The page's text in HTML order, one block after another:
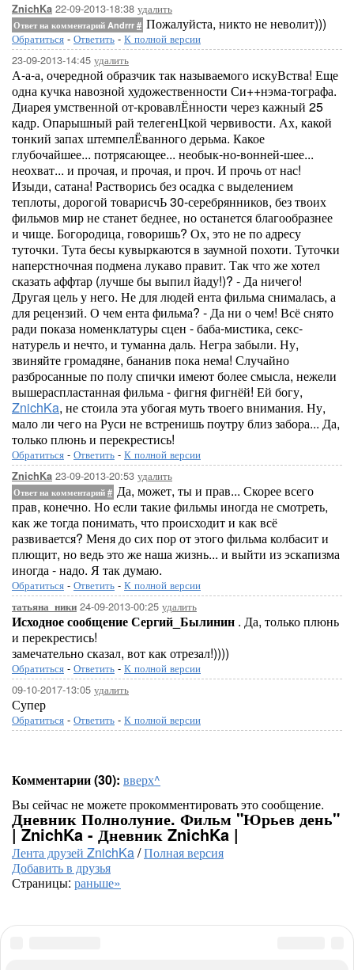
ZnichKa 22-09-2013-18:38 удалить
Ответ на комментарий Andrrr # Пожалуйста, никто не неволит)))
Обратиться - Ответить - К полной версии
23-09-2013-14:45 удалить
А-а-а, очередной образчик так называемого искуВства! Еще
одна кучка навозной художественности Си++нэма-тографа.
Диарея умственной от-кровавлЁнности через кажный 25
кадр. Опарышный рай телегенЦкой червивости. Ах, какой
тонкий запах штемпелЁванного дерьма. Какое
глубочайшее... потрясающее... необык-но-вонней-шее...
неохват... и прочая, и прочая, и проч. И прочь от нас!
Изыди, сатана! Растворись без осадка с выделением
теплоты, дорогой товарисчЬ 30-серебрянников, без твоих
фильмов мир не станет беднее, но останется благообразнее
и чище. Богородица, говоришь? Ох, это не по адресу
туточки. Тута бесы кувыркаются в заумной похоти. Туточки
наперстночная подмена лукаво правит. Так что же хотел
сказать аффтар (лучше бы выпил йаду!)? - Да ничего!
Другая цель у него. Не для людей ента фильма снималась, а
для рецензий. О чем ента фильма? - Да ни о чем! Всё снято
ради показа номенклатуры сцен - баба-мистика, секс-
натурель и нечто, и туманна даль. Негра забыли. Ну,
звиняйте громадяне, бананив пока нема! Случайно
разбросанные по полу спички имеют более смысла, нежели
вышераспластанная фильма - фигня фигнёй! Ей богу,
ZnichKa, не стоила эта убогая муть твоего внимания. Ну,
мало ли чего на Руси не встренишь поутру близ забора... Да,
только плюнь и перекрестись!
Обратиться - Ответить - К полной версии
ZnichKa 23-09-2013-20:53 удалить
Ответ на комментарий # Да, может, ты и прав... Скорее всего
прав, конечно. Но если такие фильмы иногда не смотреть,
как же тогда понимать, что происходит и как всё
развивается? Меня до сих пор от этого фильма колбасит и
плющит, но ведь это же наша жизнь... и выйти из эскапизма
иногда - надо. Я так думаю.
Обратиться - Ответить - К полной версии
татьяна_ники 24-09-2013-00:25 удалить
Исходное сообщение Сергий_Былинин . Да, только плюнь
и перекрестись!
замечательно сказал, вот как отрезал!))))
Обратиться - Ответить - К полной версии
09-10-2017-13:05 удалить
Супер
Обратиться - Ответить - К полной версии
Комментарии (30): вверх^
Вы сейчас не можете прокомментировать это сообщение.
Дневник Полнолуние. Фильм "Юрьев день"
| ZnichKa - Дневник ZnichKa |
Лента друзей ZnichKa/Полная версия
Добавить в друзья
Страницы: раньше»